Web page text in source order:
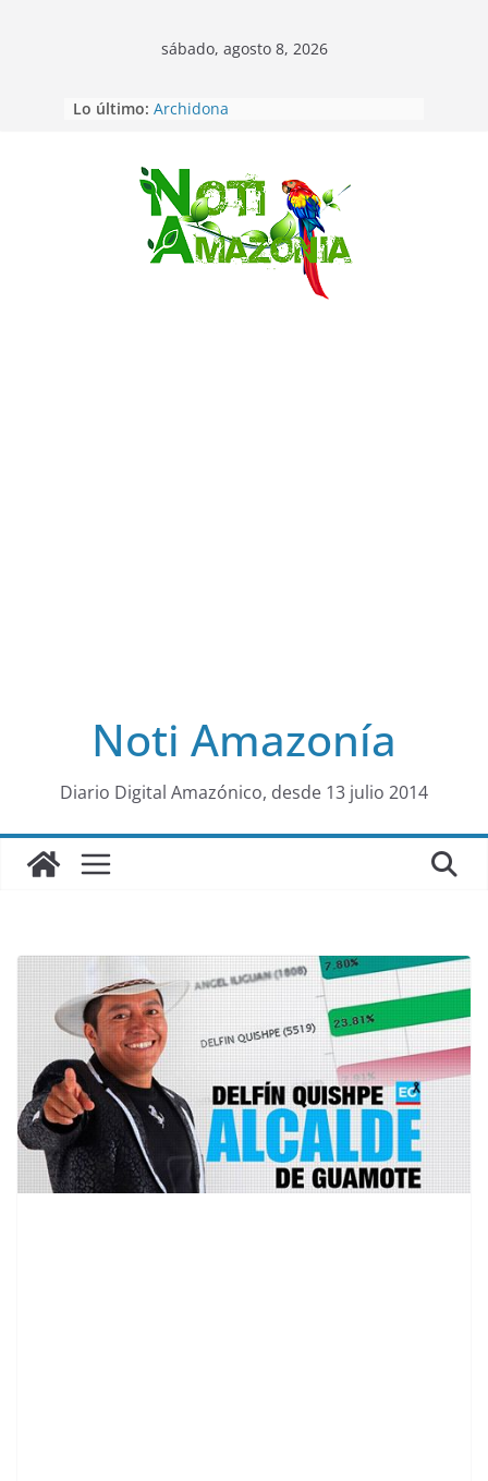
Saltar
al
sábado, agosto 8, 2026
Lo último: Napo: presunto sicariato en cantón
desaparecidos fueron encontrados
muertos en Puerto lopez
Sentencian a 34 años de prisión a
implicados en caso de Alison,
oriunda de Tena
Vozinha, el arquero sensación de
cabo Verde, ya llegó para
Noti Amazonía
Diario Digital Amazónico, desde 13 julio 2014